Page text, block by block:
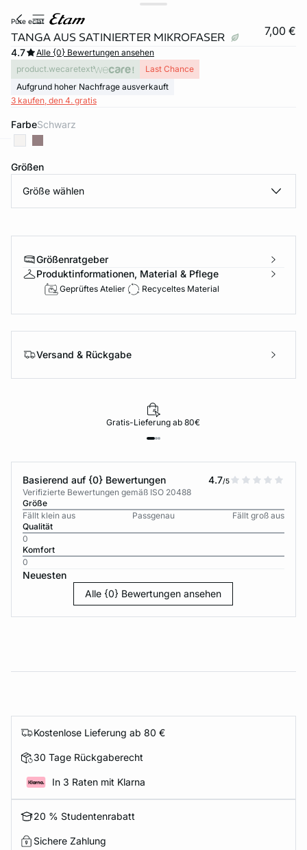
pure eclat
TANGA AUS SATINIERTER MIKROFASER 7,00 €
4.7
Alle {0} Bewertungen ansehen
product.wecaretext
Last Chance
Aufgrund hoher Nachfrage ausverkauft
3 kaufen, den 4. gratis
Farbe schwarz
Größen
Größe wählen
Größenratgeber
Produktinformationen, Material & Pflege
Geprüftes Atelier Recyceltes Material
Versand & Rückgabe
Gratis-Lieferung ab 80€
Basierend auf {0} Bewertungen 4.7/5
Verifizierte Bewertungen gemäß ISO 20488
Größe
Fällt klein aus
Passgenau
Fällt groß aus
Qualität
0
Komfort
0
Neuesten
Alle {0} Bewertungen ansehen
Kostenlose Lieferung ab 80 €
30 Tage Rückgaberecht
In 3 Raten mit Klarna
20 % Studentenrabatt
Sichere Zahlung